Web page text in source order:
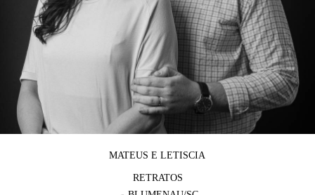
MATEUS E LETISCIA
RETRATOS